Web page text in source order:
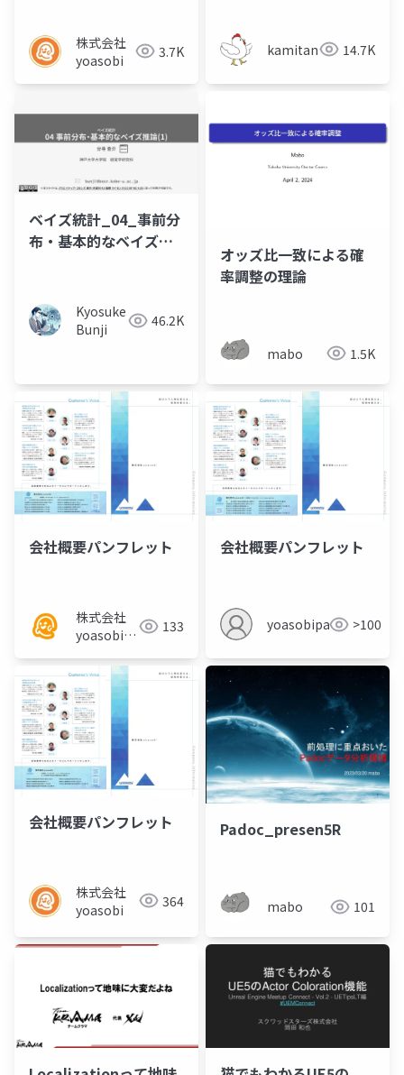
株式会社
yoasobi
3.7K kamitani 14.7K
ベイズ統計_04_事前分
布・基本的なベイズ推
Kyosuke
Bunji
46.2K
オッズ比一致による確
率調整の理論
mabo 1.5K
会社概要パンフレット
株式会社
yoasobi／
様
133
会社概要パンフレット
yoasobipartner>100
会社概要パンフレット
株式会社
yoasobi
364
Padoc_presen5R
mabo 101